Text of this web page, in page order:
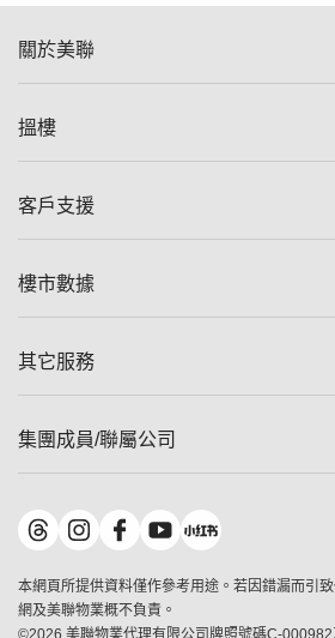
關於美聯
美聯集團
人才招募
搵樓
一手新盤
減價
美聯豪宅
獨家樓盤
租盤
客戶支援
自助放盤
查詢熱線
按揭計算機
負擔能力計算機
轉按計算機
繳款方式
樓市數據
樓價指數
歷史成交
屋苑成交排行榜
地區百科
其它服務
屋苑專頁
美聯精英會
美善會
地產代理管理協會
集團成員/聯屬公司
美聯物業
鋑聯控股*
美聯工商舖*
美聯中國
本網頁所提供資料僅作參考用途。若因錯漏而引
網及美聯物業概不負責。
©2026 美聯物業代理有限公司牌照號碼C-